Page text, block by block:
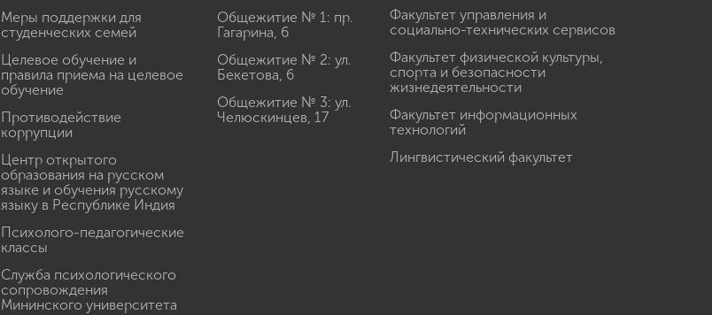
Меры поддержки для
студенческих семей
Целевое обучение и
правила приема на целевое
обучение
Противодействие
коррупции
Центр открытого
образования на русском
языке и обучения русскому
языку в Республике Индия
Психолого-педагогические
классы
Служба психологического
сопровождения
Мининского университета
Общежитие № 1: пр.
Гагарина, 6
Общежитие № 2: ул.
Бекетова, 6
Общежитие № 3: ул.
Челюскинцев, 17
Факультет управления и
социально-технических сервисов
Факультет физической культуры,
спорта и безопасности
жизнедеятельности
Факультет информационных
технологий
Лингвистический факультет